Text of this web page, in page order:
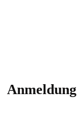
Anmeldung